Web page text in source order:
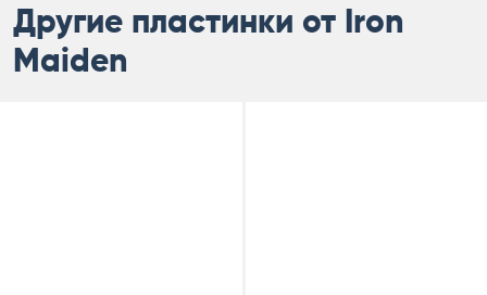
Другие пластинки от Iron
Maiden